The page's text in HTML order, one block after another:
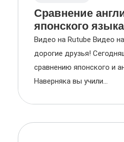
Сравнение
японского языка
Видео на Rutube Видео
дорогие друзья!
сравнению японского и
Наверняка вы учили...